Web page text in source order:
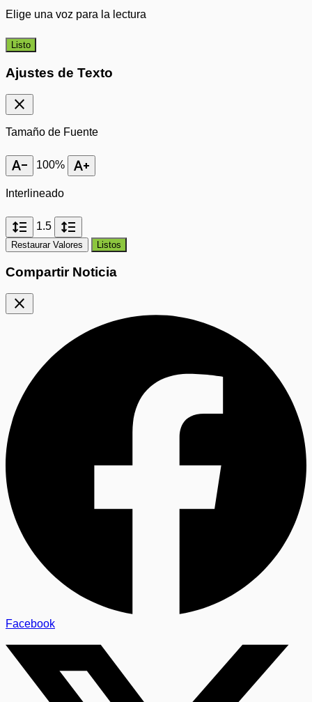
Elige una voz para la lectura
Listo
Ajustes de Texto
close
Tamaño de Fuente
text_decrease 100% text_increase
Interlineado
format_line_spacing 1.5 format_line_spacing
Restaurar Valores Listos
Compartir Noticia
close
Facebook